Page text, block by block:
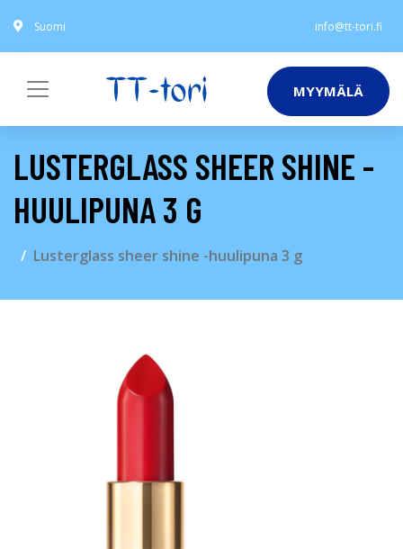
Suomi info@tt-tori.fi
MYYMÄLÄ
LUSTERGLASS SHEER SHINE -
HUULIPUNA 3 G
Lusterglass sheer shine -huulipuna 3 g